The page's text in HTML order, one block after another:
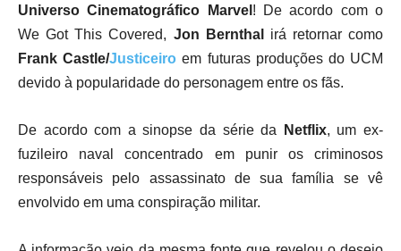
Universo Cinematográfico Marvel ! De acordo com o
We Got This Covered, Jon Bernthal
irá retornar como
Frank Castle/Justiceiro em futuras produções do UCM
devido à popularidade do personagem entre os fãs.
De acordo com a sinopse da série da Netflix, um ex-
fuzileiro naval concentrado em punir os criminosos
responsáveis pelo assassinato de sua família se vê
envolvido em uma conspiração militar.